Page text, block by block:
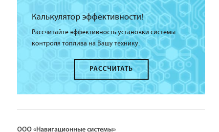
Калькулятор эффективности!
Рассчитайте эффективность установки системы
контроля топлива на Вашу технику.
РАССЧИТАТЬ
ООО «Навигационные системы»